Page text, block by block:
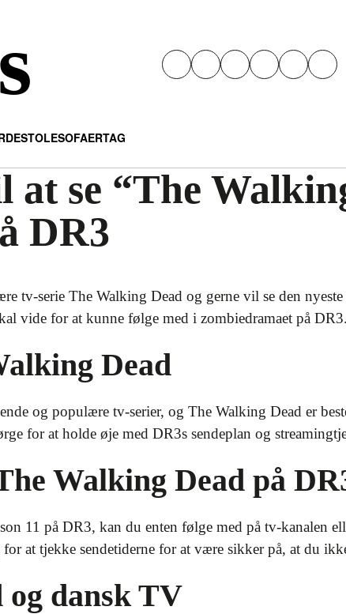
STOLESOFAERTAG
at se “The
DR3
tv-serie The Walking Dead og gerne vil se den
vide for at kunne følge med i zombiedramaet på DR3.
Dead
og populære tv-serier, og The Walking Dead er
for at holde øje med DR3s sendeplan og
Walking Dead på
11 på DR3, kan du enten følge med på tv-kanalen
at tjekke sendetiderne for at være sikker på, at du
dansk TV